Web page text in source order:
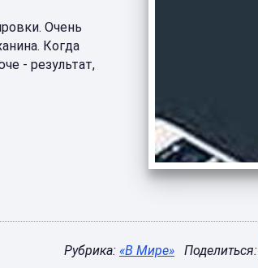
Очень
Когда
- результат,
Рубрика: «В Мире» Поделиться: